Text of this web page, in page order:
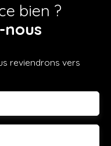
bien ?
reviendrons vers